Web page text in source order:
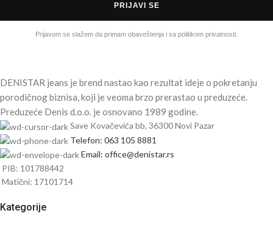
PRIJAVI SE
Prijavom se slažem da primam obaveštenja i sa politikom privatnosti.
DENISTAR jeans je brend nastao kao rezultat ideje o pokretanju
porodičnog biznisa, koji je veoma brzo prerastao u preduzeće.
Preduzeće Denis d.o.o. je osnovano 1989 godine.
Save Kovačevića bb, 36300 Novi Pazar
Telefon: 063 105 8881
Email: office@denistar.rs
PIB: 101788442
Matični: 17101714
Kategorije